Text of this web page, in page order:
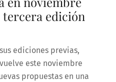
tercera edición
ediciones previas,
este noviembre
propuestas en una